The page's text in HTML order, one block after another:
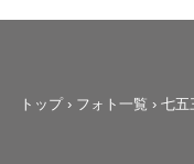
トップ› フォト一覧 › 七五